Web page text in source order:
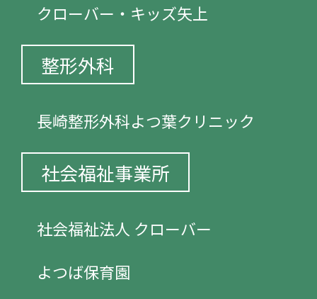
クローバー・キッズ矢上
整形外科
長崎整形外科よつ葉クリニック
社会福祉事業所
社会福祉法人 クローバー
よつば保育園